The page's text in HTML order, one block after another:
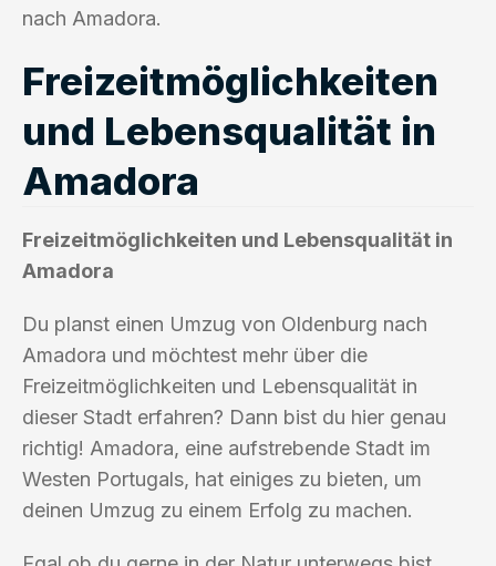
nach Amadora.
Freizeitmöglichkeiten
und Lebensqualität in
Amadora
Freizeitmöglichkeiten und Lebensqualität in
Amadora
Du planst einen Umzug von Oldenburg nach
Amadora und möchtest mehr über die
Freizeitmöglichkeiten und Lebensqualität in
dieser Stadt erfahren? Dann bist du hier genau
richtig! Amadora, eine aufstrebende Stadt im
Westen Portugals, hat einiges zu bieten, um
deinen Umzug zu einem Erfolg zu machen.